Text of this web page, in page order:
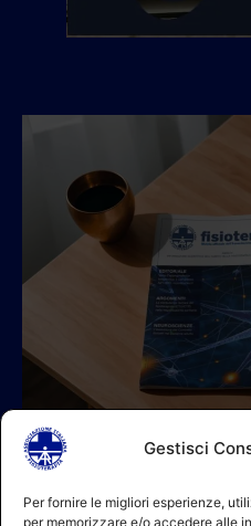
Gestisci
Per fornire le migliori esperienze,
per memorizzare e/o accedere alle